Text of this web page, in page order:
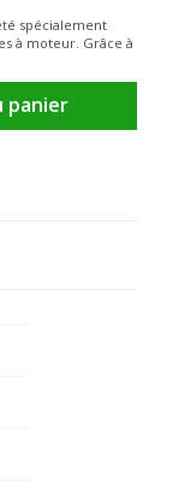
spécialement
à moteur. Grâce à
panier